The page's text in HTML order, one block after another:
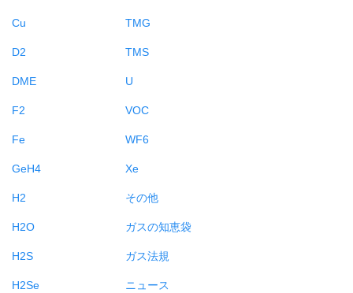
Cu
D2
DME
F2
Fe
GeH4
H2
H2O
H2S
H2Se
TMG
TMS
U
VOC
WF6
Xe
その他
ガスの知恵袋
ガス法規
ニュース